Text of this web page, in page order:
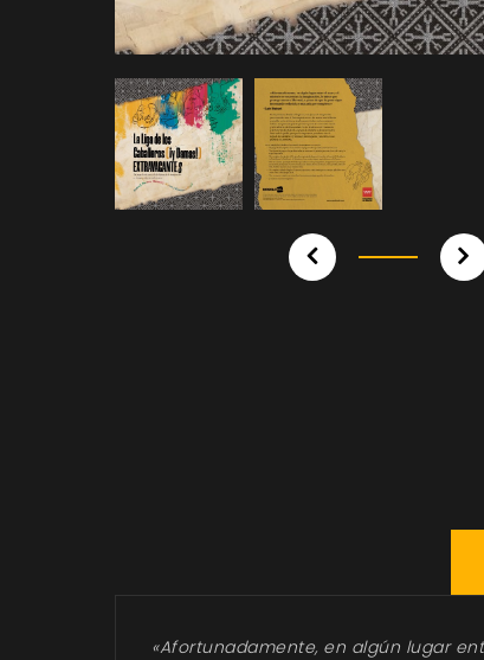
«Afortunadamente, en algún lugar